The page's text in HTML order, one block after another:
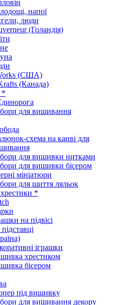
напої
люди
(Голандія)
(США)
(Канада)
*
для вишивання
схема на канві для
для вишивки нитками
для вишивки бісером
мініатюри
для шиття ляльок
*
на підвісі
іграшки
хрестиком
бісером
під вишивку
для вишивання декору